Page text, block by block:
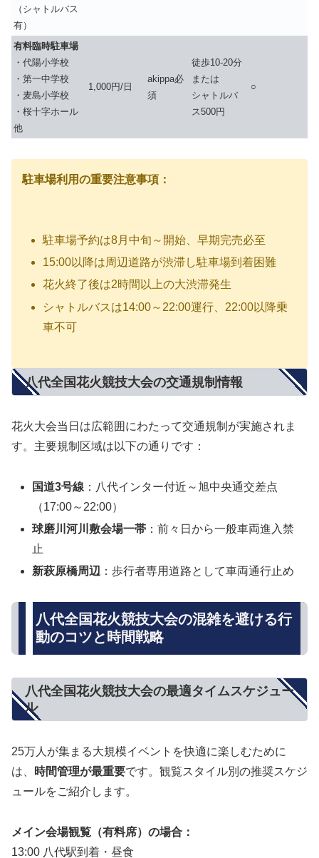
（シャトルバス
有）
有料臨時駐車場
・代陽小学校
・第一中学校
・麦島小学校
・桜十字ホール
他
1,000円/日
akippa必
須
徒歩10-20分
または
シャトルバ
ス500円
○
駐車場利用の重要注意事項：
駐車場予約は8月中旬～開始、早期完売必至
15:00以降は周辺道路が渋滞し駐車場到着困難
花火終了後は2時間以上の大渋滞発生
シャトルバスは14:00～22:00運行、22:00以降乗
車不可
八代全国花火競技大会の交通規制情報
花火大会当日は広範囲にわたって交通規制が実施されま
す。主要規制区域は以下の通りです：
国道3号線 ：八代インター付近～旭中央通交差点
（17:00～22:00）
球磨川河川敷会場一帯 ：前々日から一般車両進入禁
止
新萩原橋周辺 ：歩行者専用道路として車両通行止め
八代全国花火競技大会の混雑を避ける行
動のコツと時間戦略
八代全国花火競技大会の最適タイムスケジュー
ル
25万人が集まる大規模イベントを快適に楽しむために
は、
時間管理が最重要です。観覧スタイル別の推奨スケジ
ュールをご紹介します。
メイン会場観覧（有料席）の場合：
13:00 八代駅到着・昼食